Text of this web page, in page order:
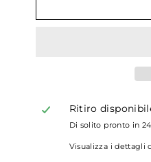
Ritiro
Di solito pronto in
Visualizza i dettagli